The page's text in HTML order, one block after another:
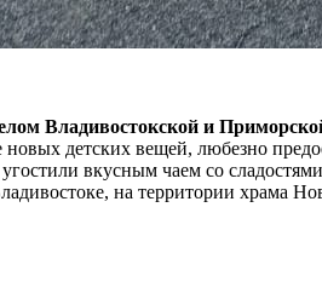
Владивостокской и
новых детских вещей, любезно
вкусным чаем со
на территории храма